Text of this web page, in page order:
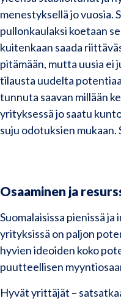
menestyksellä jo vuosia.
pullonkaulaksi koetaan
kuitenkaan saada
pitämään, mutta uusia ei
tilausta uudelta
tunnuta saavan millään
yrityksessä jo saatu
suju odotuksien
Osaaminen ja
Suomalaisissa pienissä
yrityksissä on paljon
hyvien ideoiden koko
puutteellisen
Hyvät yrittäjät –